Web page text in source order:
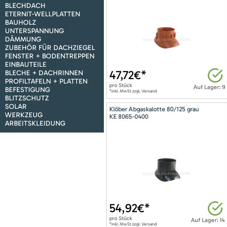
BLECHDACH
ETERNIT-WELLPLATTEN
BAUHOLZ
UNTERSPANNUNG
DÄMMUNG
ZUBEHÖR FÜR DACHZIEGEL
FENSTER + BODENTREPPEN
EINBAUTEILE
BLECHE + DACHRINNEN
PROFILTAFELN + PLATTEN
BEFESTIGUNG
BLITZSCHUTZ
SOLAR
WERKZEUG
ARBEITSKLEIDUNG
Auf Lager: 9
47,72€*
pro Stück
*inkl. MwSt zzgl. Versand
Klöber Abgaskalotte 80/125 grau
KE 8065-0400
Auf Lager: 14
54,92€*
pro Stück
*inkl. MwSt zzgl. Versand